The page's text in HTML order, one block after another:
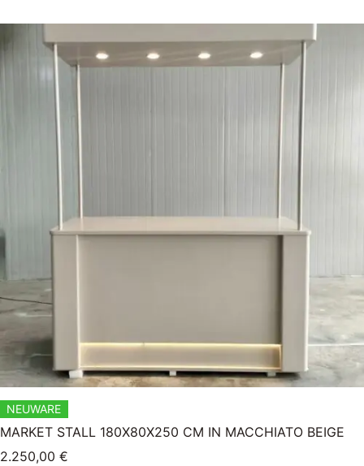
NEUWARE
MARKET STALL 180X80X250 CM IN MACCHIATO BEIGE
2.250,00 €